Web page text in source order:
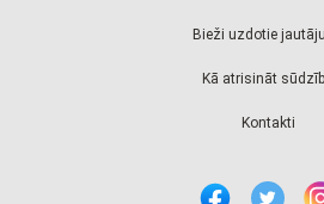
Bieži uzdotie
Kā atrisināt
Kontakti